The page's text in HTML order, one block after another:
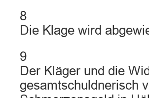
8
Die Klage wird
9
Der Kläger und die
gesamtschuldnerisch